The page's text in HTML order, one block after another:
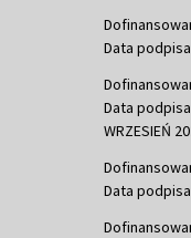
Data
Data
WRZESIEŃ
Data